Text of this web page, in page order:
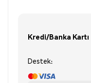
Kredi/Banka Kartı
Destek: